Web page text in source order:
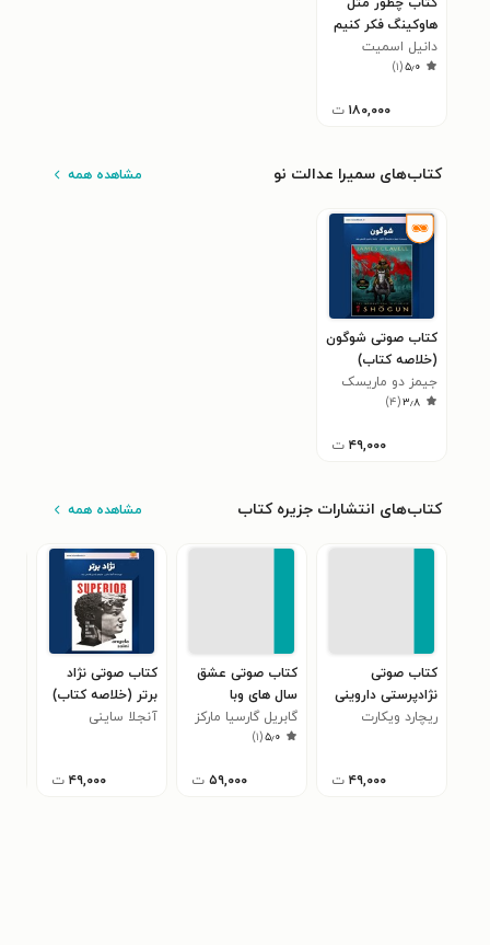
هاوکینگ فکر کنیم
دانیل اسمیت
۵٫۰(۱)
۱۸۰,۰۰۰ ت
کتاب‌های سمیرا عدالت نو مشاهده همه
کتاب صوتی شوگون
(خلاصه کتاب)
جیمز دو ماریسک
کلاول‌‫
۳٫۸(۴)
۴۹,۰۰۰ ت
کتاب‌های انتشارات جزیره کتاب مشاهده همه
کتاب صوتی
نژادپرستی داروینی
(خلاصه کتاب)
ریچارد ویکارت
۴۹,۰۰۰ ت
کتاب صوتی عشق
سال های وبا
(خلاصه کتاب)
گابریل گارسیا مارکز
۵٫۰(۱)
۵۹,۰۰۰ ت
کتاب صوتی نژاد
برتر (خلاصه کتاب)
آنجلا ساینی
۴۹,۰۰۰ ت